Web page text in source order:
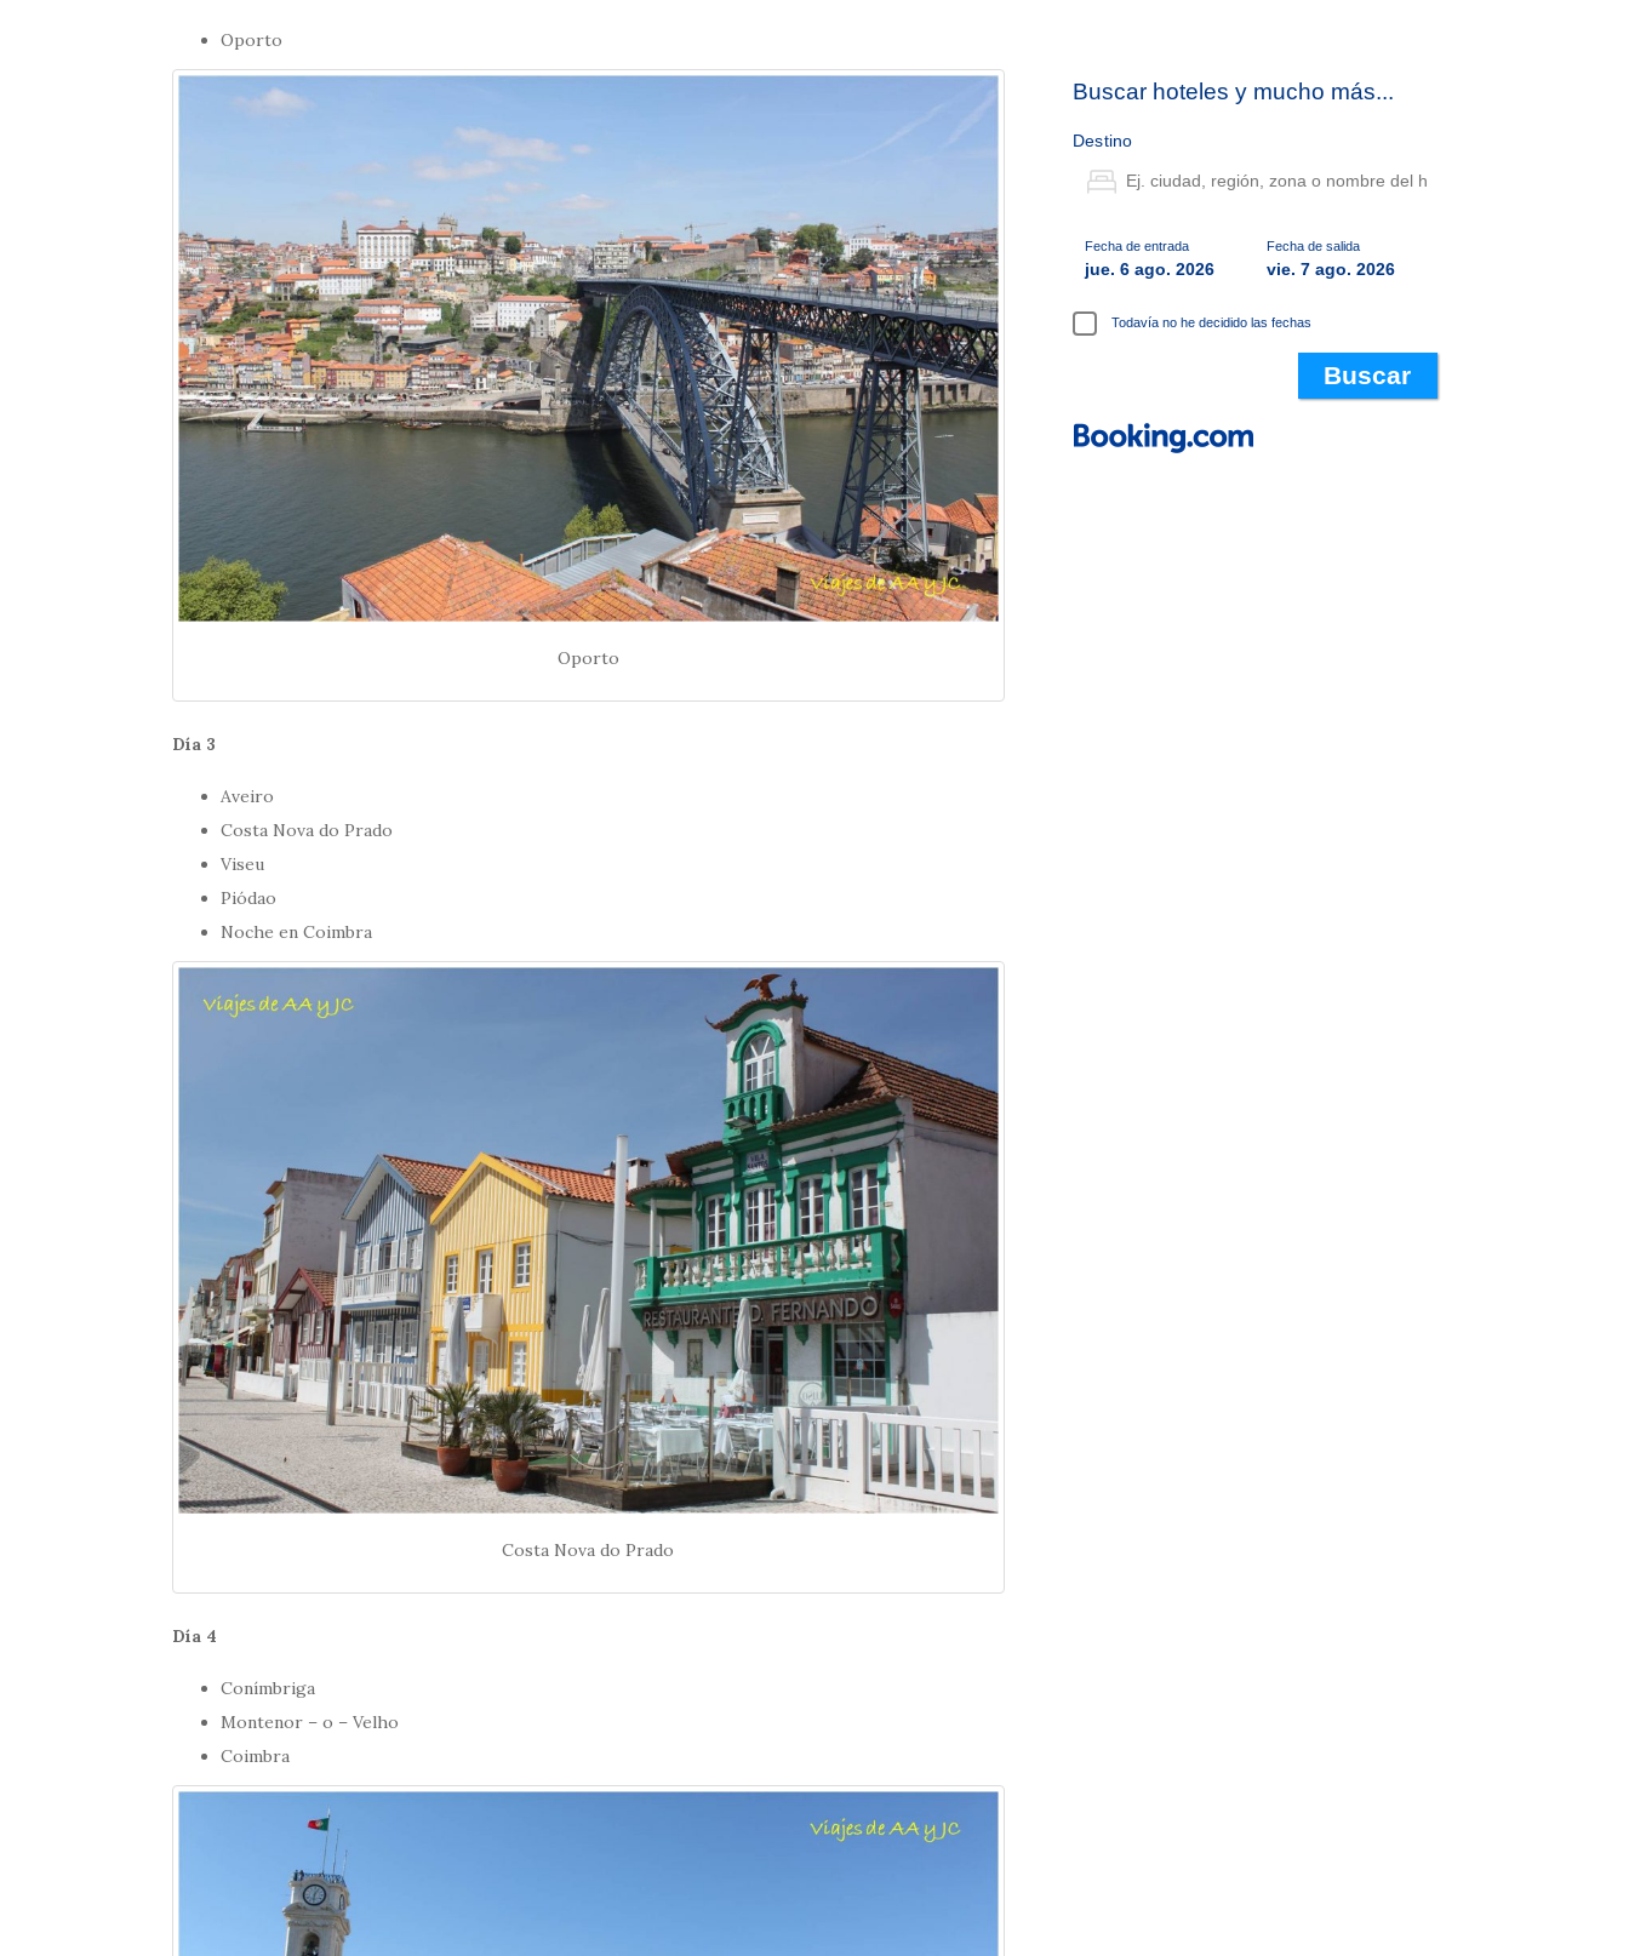
Oporto
Oporto
Día 3
Aveiro
Costa Nova do Prado
Viseu
Piódao
Noche en Coimbra
Costa Nova do Prado
Día 4
Conímbriga
Montenor – o – Velho
Coimbra
Buscar hoteles y mucho más...
Destino
Fecha de entrada
jue. 6 ago. 2026
Fecha de salida
vie. 7 ago. 2026
Todavía no he decidido las fechas